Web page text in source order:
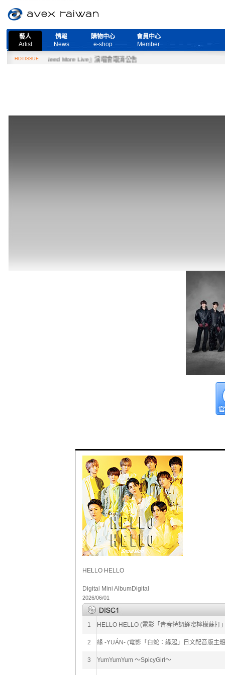
藝人
Artist
情報
News
購物中心
e-shop
會員中心
Member
HOTISSUE
日『Need More Live』演唱會取消公告
HELLO HELLO
Digital Mini AlbumDigital
2026/06/01
1 HELLO HELLO (電影「青春特調蜂蜜檸檬蘇打
2 緣 -YUÁN- (電影「白蛇：緣起」日文配音版主
3 YumYumYum ～SpicyGirl～